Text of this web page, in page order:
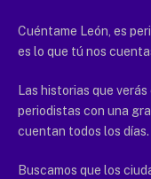
Cuéntame León, es
es lo que tú nos
Las historias que
periodistas con una
cuentan todos los días.
Buscamos que los